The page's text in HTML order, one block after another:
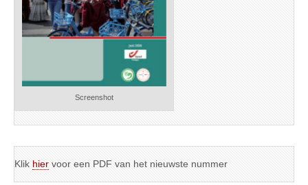
Screenshot
Klik hier voor een PDF van het nieuwste nummer